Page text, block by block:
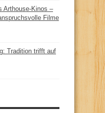
Arthouse-Kinos –
Filme
Tradition trifft auf